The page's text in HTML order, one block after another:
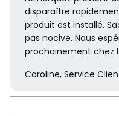
disparaître
produit est installé.
pas nocive. Nous
prochainement chez
Caroline, Service